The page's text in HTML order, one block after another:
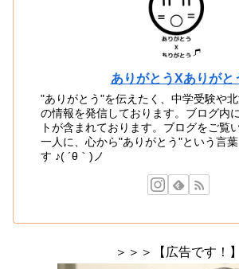
ありがとうXありがと
"ありがとう"を伝えたく、中学受験や
の情報を発信しております。ブログ内
トが含まれております。ブログをご覧
一人に、心から"ありがとう"という言
す ♪( ´θ｀)ノ
＞＞＞【広告です！】